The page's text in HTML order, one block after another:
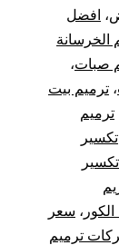
، افضل
الخرسانة
صبات،
، ترميم بيت
ترميم
تكسير
تكسير
، سعر
ترميم